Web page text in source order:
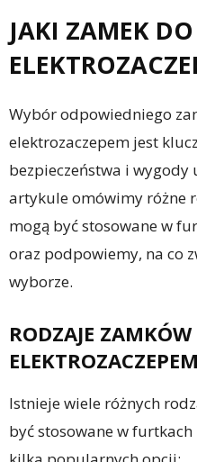
JAKI ZAMEK
Wybór odpowiedniego
elektrozaczepem jest
bezpieczeństwa i wygody
artykule omówimy różne
mogą być stosowane w
oraz podpowiemy, na co
wyborze.
RODZAJE
ELEKTROZACZEPEM
Istnieje wiele różnych
być stosowane w